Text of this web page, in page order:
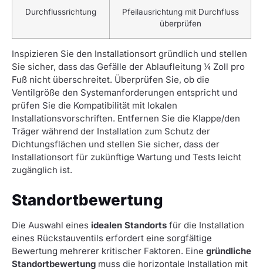
Durchflussrichtung
Pfeilausrichtung mit Durchfluss
überprüfen
Inspizieren Sie den Installationsort gründlich und stellen
Sie sicher, dass das Gefälle der Ablaufleitung ¼ Zoll pro
Fuß nicht überschreitet. Überprüfen Sie, ob die
Ventilgröße den Systemanforderungen entspricht und
prüfen Sie die Kompatibilität mit lokalen
Installationsvorschriften. Entfernen Sie die Klappe/den
Träger während der Installation zum Schutz der
Dichtungsflächen und stellen Sie sicher, dass der
Installationsort für zukünftige Wartung und Tests leicht
zugänglich ist.
Standortbewertung
Die Auswahl eines idealen Standorts für die Installation
eines Rückstauventils erfordert eine sorgfältige
Bewertung mehrerer kritischer Faktoren. Eine gründliche
Standortbewertung muss die horizontale Installation mit